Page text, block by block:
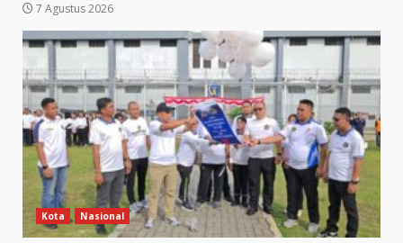
7 Agustus 2026
Kota Nasional